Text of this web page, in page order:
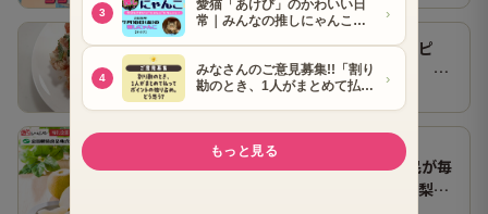
【作ってみた】山本ゆりさんレシピ
「止まらないツナトマトサラダ」 ホ
ンマにうますぎて止まらん
● グルメ2026.08.07
よみうりショッピング 富山県民が毎
年楽しみに待つブランド梨「呉羽梨